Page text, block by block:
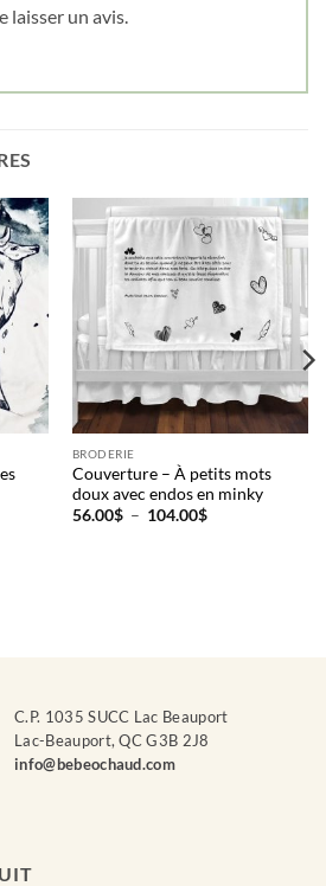
laisser un avis.
BRODERIE
Couverture – À petits mots
doux avec endos en minky
56.00$ – 104.00$Plage
C.P. 1035 SUCC Lac Beauport
Lac-Beauport, QC G3B 2J8
info@bebeochaud.com